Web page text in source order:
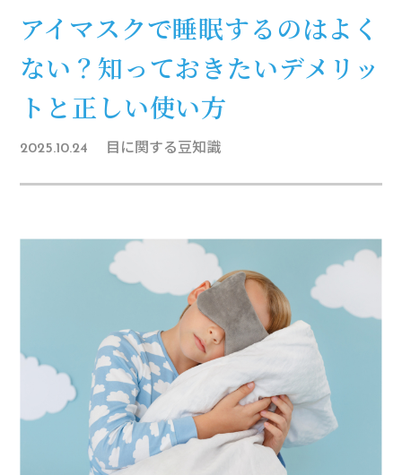
アイマスクで睡眠するのはよく
ない？知っておきたいデメリッ
トと正しい使い方
2025.10.24 目に関する豆知識